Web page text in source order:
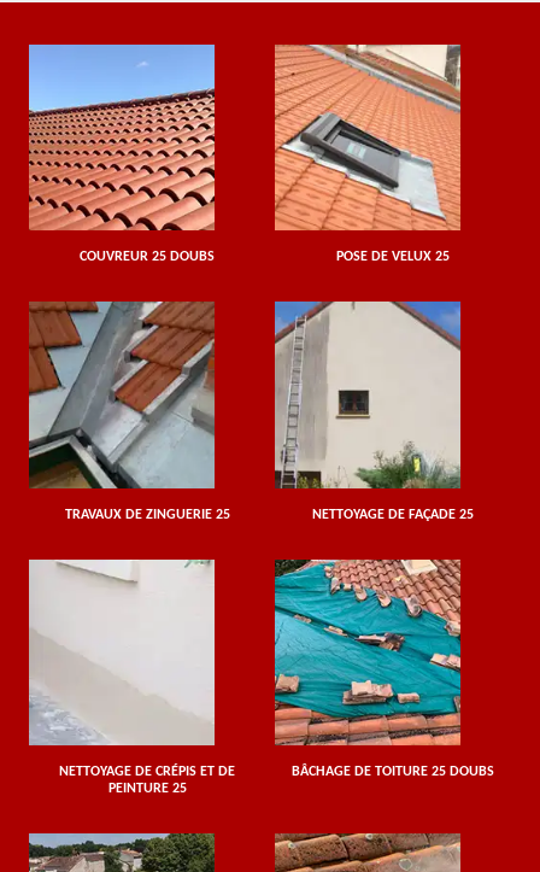
COUVREUR 25 DOUBS POSE DE VELUX 25
TRAVAUX DE ZINGUERIE 25 NETTOYAGE DE FAÇADE 25
NETTOYAGE DE CRÉPIS ET DE
PEINTURE 25
BÂCHAGE DE TOITURE 25 DOUBS